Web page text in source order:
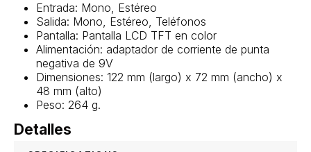
Entrada: Mono, Estéreo
Salida: Mono, Estéreo, Teléfonos
Pantalla: Pantalla LCD TFT en color
Alimentación: adaptador de corriente de punta
negativa de 9V
Dimensiones: 122 mm (largo) x 72 mm (ancho) x
48 mm (alto)
Peso: 264 g.
Detalles